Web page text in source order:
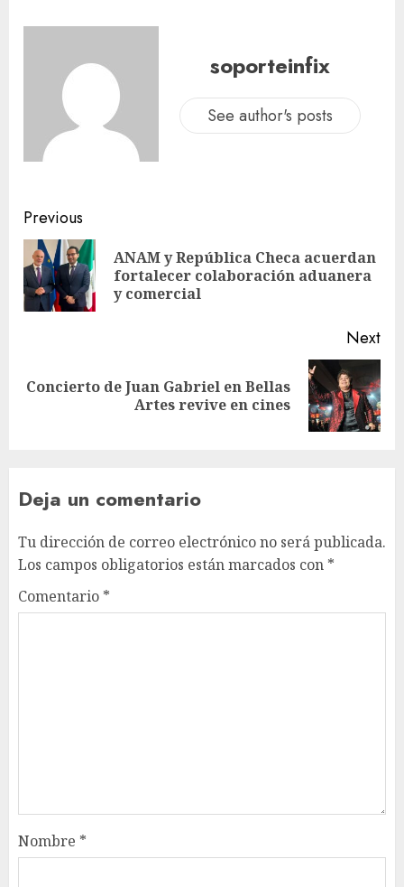
soporteinfix
See author's posts
Previous
ANAM y República Checa acuerdan
fortalecer colaboración aduanera
y comercial
Next
Concierto de Juan Gabriel en Bellas
Artes revive en cines
Deja un comentario
Tu dirección de correo electrónico no será publicada.
Los campos obligatorios están marcados con *
Comentario *
Nombre *